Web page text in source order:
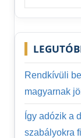
Rendkívüli
magyarnak
Így adózik a
szabályokra